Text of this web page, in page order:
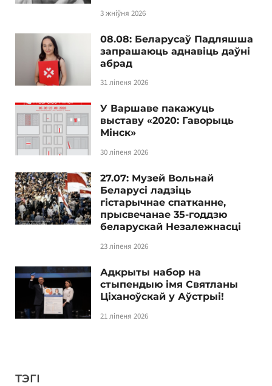
3 жніўня 2026
08.08: Беларусаў Падляшша
запрашаюць аднавіць даўні
абрад
31 ліпеня 2026
У Варшаве пакажуць
выставу «2020: Гаворыць
Мінск»
30 ліпеня 2026
27.07: Музей Вольнай
Беларусі ладзіць
гістарычнае спатканне,
прысвечанае 35-годдзю
беларускай Незалежнасці
23 ліпеня 2026
Адкрыты набор на
стыпендыю імя Святланы
Ціханоўскай у Аўстрыі!
21 ліпеня 2026
ТЭГІ